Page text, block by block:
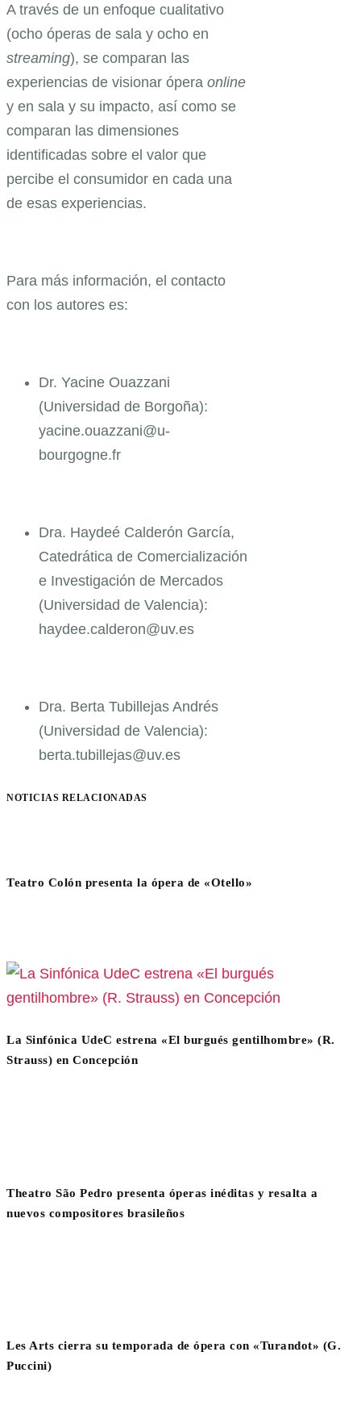
A través de un enfoque cualitativo
(ocho óperas de sala y ocho en
streaming), se comparan las
experiencias de visionar ópera online
y en sala y su impacto, así como se
comparan las dimensiones
identificadas sobre el valor que
percibe el consumidor en cada una
de esas experiencias.
Para más información, el contacto
con los autores es:
Dr. Yacine Ouazzani
(Universidad de Borgoña):
yacine.ouazzani@u-
bourgogne.fr
Dra. Haydeé Calderón García,
Catedrática de Comercialización
e Investigación de Mercados
(Universidad de Valencia):
haydee.calderon@uv.es
Dra. Berta Tubillejas Andrés
(Universidad de Valencia):
berta.tubillejas@uv.es
NOTICIAS RELACIONADAS
Teatro Colón presenta la ópera de «Otello»
La Sinfónica UdeC estrena «El burgués gentilhombre» (R.
Strauss) en Concepción
Theatro São Pedro presenta óperas inéditas y resalta a
nuevos compositores brasileños
Les Arts cierra su temporada de ópera con «Turandot» (G.
Puccini)